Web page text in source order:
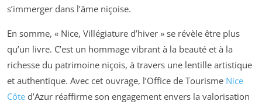
s’immerger dans l’âme niçoise.
En somme, « Nice, Villégiature d’hiver » se révèle être plus
qu’un livre. C’est un hommage vibrant à la beauté et à la
richesse du patrimoine niçois, à travers une lentille artistique
et authentique. Avec cet ouvrage, l’Office de Tourisme Nice
Côte d’Azur réaffirme son engagement envers la valorisation